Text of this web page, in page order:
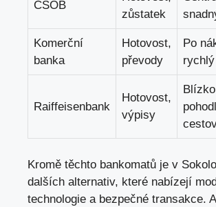
ČSOB
zůstatek
Komerční⁤
banka
Hotovost,
převody
Po
Raiffeisenbank
Hotovost,
výpisy
Kromě těchto bankomatů je v
dalších alternativ,⁢ které ‌nabízejí
technologie a bezpečné‌ transakce.